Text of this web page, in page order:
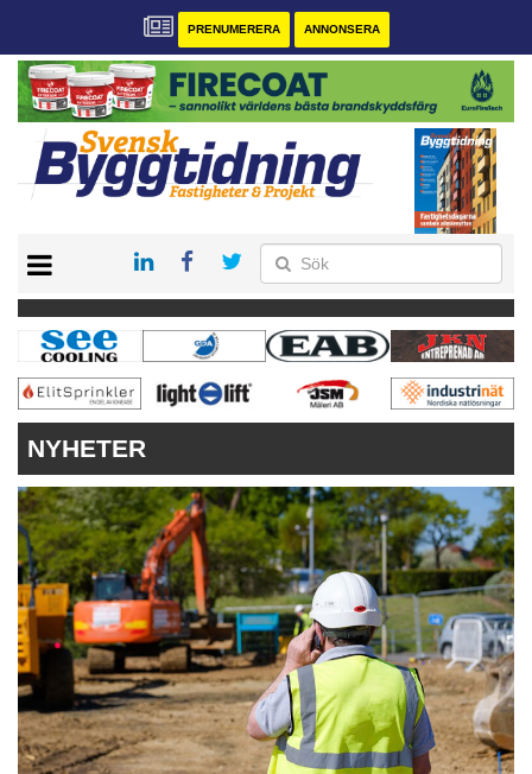
PRENUMERERA ANNONSERA
PRENUMERERA
VÅRA ANDRA MAGASIN
ANNONSERA
KONTAKT
NYHETER